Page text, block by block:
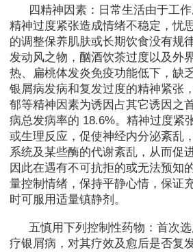
四精神因素：日常生活由于工
精神过度紧张造成情绪不稳定，忧
的调整保养肌肤或长期饮食没有规
发动风之物，酗酒饮茶过度以及外
热、扁桃体发炎免疫功能低下，缺
银屑病发病和复发过度的精神紧张
郁等精神因素为诱因占其它诱因之
病总发病率的 18.6%。精神过度紧
或生理反应，促使神经内分泌紊乱
系统及某些酶的代谢紊乱，从而促
因此在遇有不可抗拒的或无法预知
量控制情绪，保持平静心情，保证
时可服用适量镇静剂。
五慎用下列控制性药物：首次
疗银屑病，对其疗效及愈后是否复